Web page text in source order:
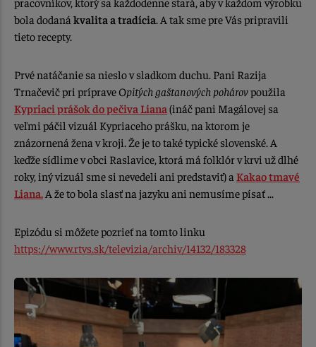
bola dodaná kvalita a tradícia. A tak sme pre Vás pripravili
tieto recepty.
Prvé natáčanie sa nieslo v sladkom duchu. Pani Razija
Trnačevič pri príprave Opitých gaštanových pohárovpoužila
Kypriaci prášok do pečiva Liana (ináč pani Magálovej sa
veľmi páčil vizuál Kypriaceho prášku, na ktorom je
znázornená žena v kroji. Že je to také typické slovenské. A
keďže sídlime v obci Raslavice, ktorá má folklór v krvi už dlhé
roky, iný vizuál sme si nevedeli ani predstaviť) a Kakao tmavé
Liana. A že to bola slasť na jazyku ani nemusíme písať ...
Epizódu si môžete pozrieť na tomto linku
https://www.rtvs.sk/televizia/archiv/14132/183328